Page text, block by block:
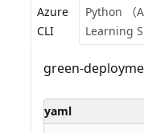
Azure
CLI
Python （
Learning
green-
yaml